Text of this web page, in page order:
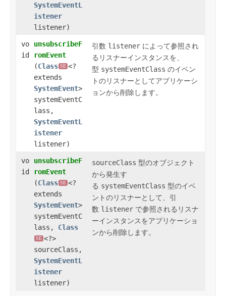
SystemEventL
istener
listener)
vo
id
unsubscribeF
romEvent
(Class SE <?
extends
SystemEvent>
systemEventC
lass,
SystemEventL
istener
listener)
引数 listener によって参照され
るリスナーインスタンスを、
型 systemEventClass のイベン
トのリスナーとしてアプリケーシ
ョンから削除 します。
vo
id
unsubscribeF
romEvent
(Class SE <?
extends
SystemEvent>
systemEventC
lass, Class
SE <?>
sourceClass,
SystemEventL
istener
listener)
sourceClass 型のオブジェクト
から発生す
る systemEventClass 型のイベ
ントのリスナーとして、引
数 listener で参照されるリスナ
ーインスタンスをアプリケーショ
ンから削除 します。